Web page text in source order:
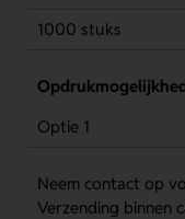
1000 stuks
Optie 1
Neem contact op
Verzending binnen